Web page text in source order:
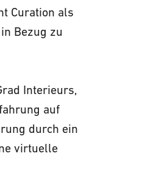
Curation als
Bezug zu
Interieurs,
auf
durch ein
virtuelle